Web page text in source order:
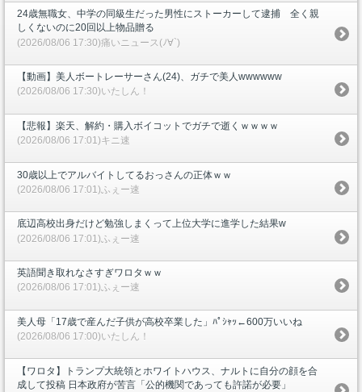
24歳無職女、中学の同級生だった男性にストーカーして逮捕 全く親
しくないのに20回以上物品贈る
(2026/08/06 17:30)痛いニュース(ﾉ∀`)
【動画】美人ボートレーサーさん(24)、ガチで美人wwwwww
(2026/08/06 17:30)いたしん！
【悲報】楽天、解約・購入ボイコットでガチで逝くｗｗｗｗ
(2026/08/06 17:01)キニ速
30歳以上でアルバイトしてるおっさんの正体ｗｗ
(2026/08/06 17:01)ふぇー速
底辺高校出身だけど勉強しまくって上位大学に進学した結果w
(2026/08/06 17:01)ふぇー速
英語聞き取れなさすぎワロタｗｗ
(2026/08/06 17:01)ふぇー速
美人母「17歳で産んだ子供が高校卒業した」ﾊﾟｼｬｯ←600万いいね
(2026/08/06 17:00)いたしん！
【ワロタ】トランプ大統領とホワイトハウス、ナルトに自分の顔を合
成して投稿 日本政府が苦言「公的機関であっても許諾が必要」